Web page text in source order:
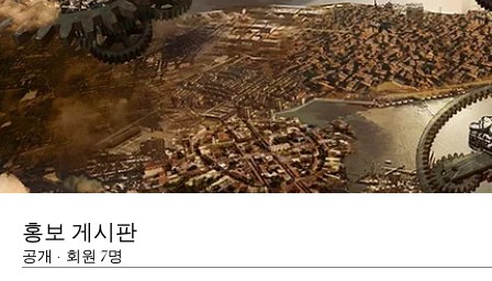
홍보 게시판
공개 · 회원 7명